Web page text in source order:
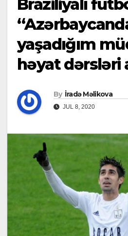
Braziliyalı
yaşadığım
həyat dərsləri
By İradə Məlikova
JUL 8, 2020